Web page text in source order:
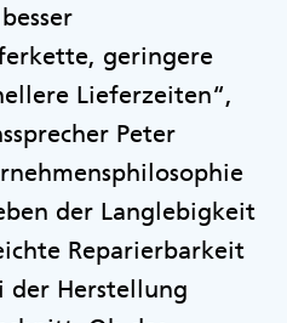
geringere
Lieferzeiten“,
Peter
der Langlebigkeit
Reparierbarkeit
der Herstellung